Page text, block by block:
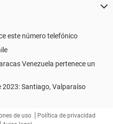
este número telefónico
Venezuela pertenece un
2023: Santiago, Valparaíso
de uso
Política de privacidad